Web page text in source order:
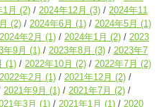
1月 (2) 2024年12月 (3)
2024年11
(2) 2024年6月 (1) 2024年5月 (1)
2024年2月 (1) 2024年1月 (2)
2023
年9月 (1) 2023年8月 (3)
2023年7
(1) 2022年10月 (2) 2022年7月 (2)
2022年2月 (1) 2021年12月 (2)
2021年9月 (1) 2021年7月 (2)
年3月 (1) 2021年1月 (1)
2020